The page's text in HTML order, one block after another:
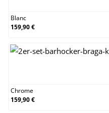
Blanc
159,90 €
Chrome
159,90 €